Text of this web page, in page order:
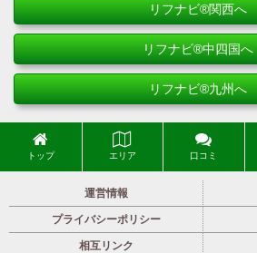
リフナビ®関西へ
リフナビ®中四国へ
リフナビ®九州へ
トップ エリア 口コミ
運営情報
プライバシーポリシー
相互リンク